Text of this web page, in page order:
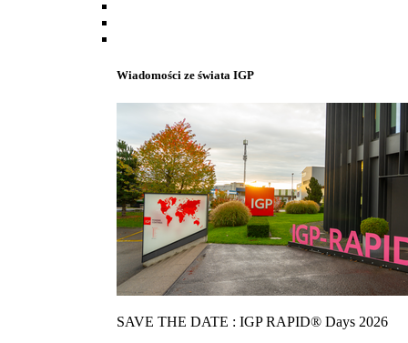
Wiadomości ze świata IGP
SAVE THE DATE : IGP RAPID® Days 2026